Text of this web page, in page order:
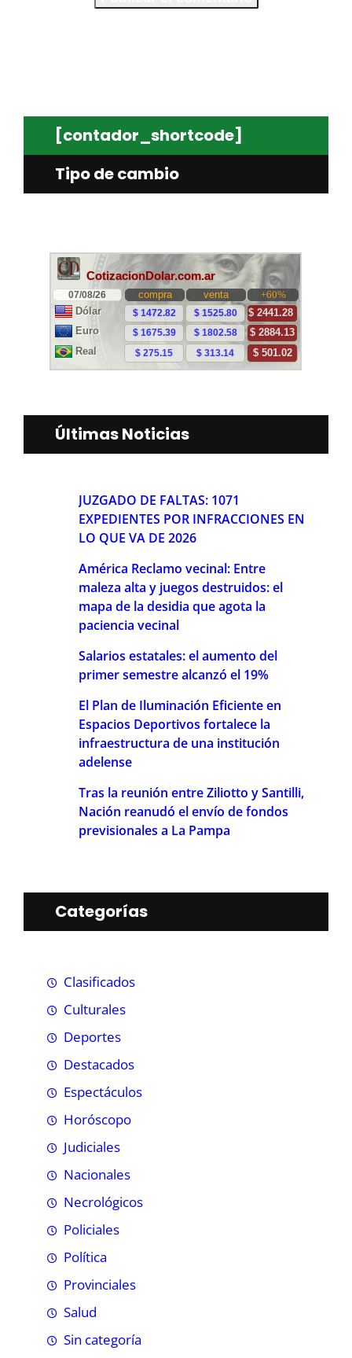
[contador_shortcode]
Tipo de cambio
Últimas Noticias
JUZGADO DE FALTAS: 1071
EXPEDIENTES POR INFRACCIONES EN
LO QUE VA DE 2026
América Reclamo vecinal: Entre
maleza alta y juegos destruidos: el
mapa de la desidia que agota la
paciencia vecinal
Salarios estatales: el aumento del
primer semestre alcanzó el 19%
El Plan de Iluminación Eficiente en
Espacios Deportivos fortalece la
infraestructura de una institución
adelense
Tras la reunión entre Ziliotto y Santilli,
Nación reanudó el envío de fondos
previsionales a La Pampa
Categorías
Clasificados
Culturales
Deportes
Destacados
Espectáculos
Horóscopo
Judiciales
Nacionales
Necrológicos
Policiales
Política
Provinciales
Salud
Sin categoría